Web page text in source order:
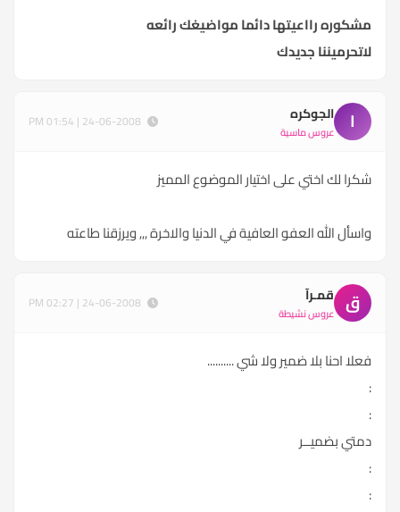
مشكوره رااعيتها دائما مواضيغك رائعه
لاتحرميننا جديدك
ا الجوكره
عروس ماسية
شكرا لك اختي على اختيار الموضوع المميز
واسأل الله العفو العافية في الدنيا والاخرة ,,, ويرزقنا طاعته
ق قمـرآ
عروس نشيطة
فعلا احنا بلا ضمير ولا شي ..........
:
:
دمتي بضميــر
:
: